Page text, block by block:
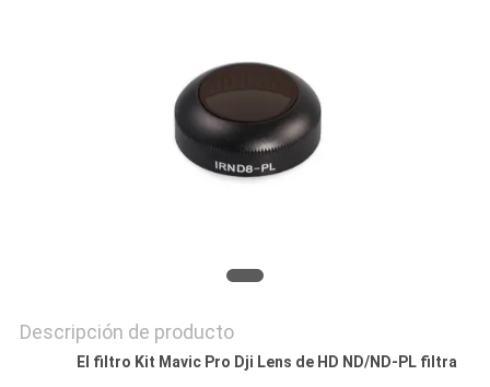
Descripción de producto
El filtro Kit Mavic Pro Dji Lens de HD ND/ND-PL filtra